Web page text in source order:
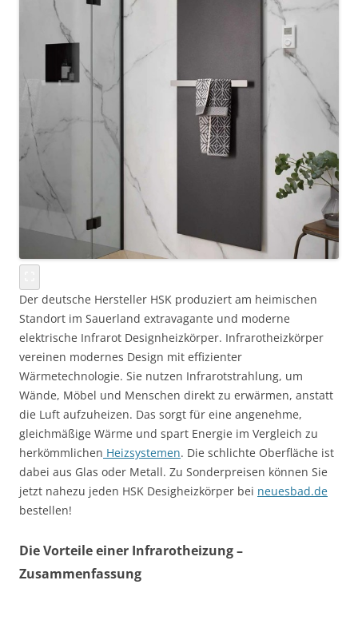
Der deutsche Hersteller HSK produziert am heimischen
Standort im Sauerland extravagante und moderne
elektrische Infrarot Designheizkörper. Infrarotheizkörper
vereinen modernes Design mit effizienter
Wärmetechnologie. Sie nutzen Infrarotstrahlung, um
Wände, Möbel und Menschen direkt zu erwärmen, anstatt
die Luft aufzuheizen. Das sorgt für eine angenehme,
gleichmäßige Wärme und spart Energie im Vergleich zu
herkömmlichen Heizsystemen. Die schlichte Oberfläche ist
dabei aus Glas oder Metall. Zu Sonderpreisen können Sie
jetzt nahezu jeden HSK Desigheizkörper bei neuesbad.de
bestellen!
Die Vorteile einer Infrarotheizung –
Zusammenfassung